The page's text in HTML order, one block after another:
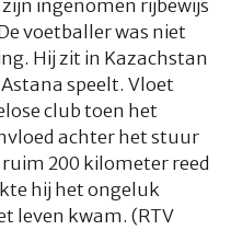
ingenomen rijbewijs
voetballer was niet
Hij zit in Kazachstan
speelt. Vloet
club toen het
achter het stuur
200 kilometer reed
hij het ongeluk
leven kwam. (RTV